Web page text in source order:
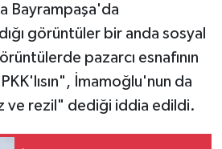
Bayrampaşa'da
görüntüler bir anda sosyal
pazarcı esnafının
İmamoğlu'nun da
ve rezil" dediği iddia edildi.